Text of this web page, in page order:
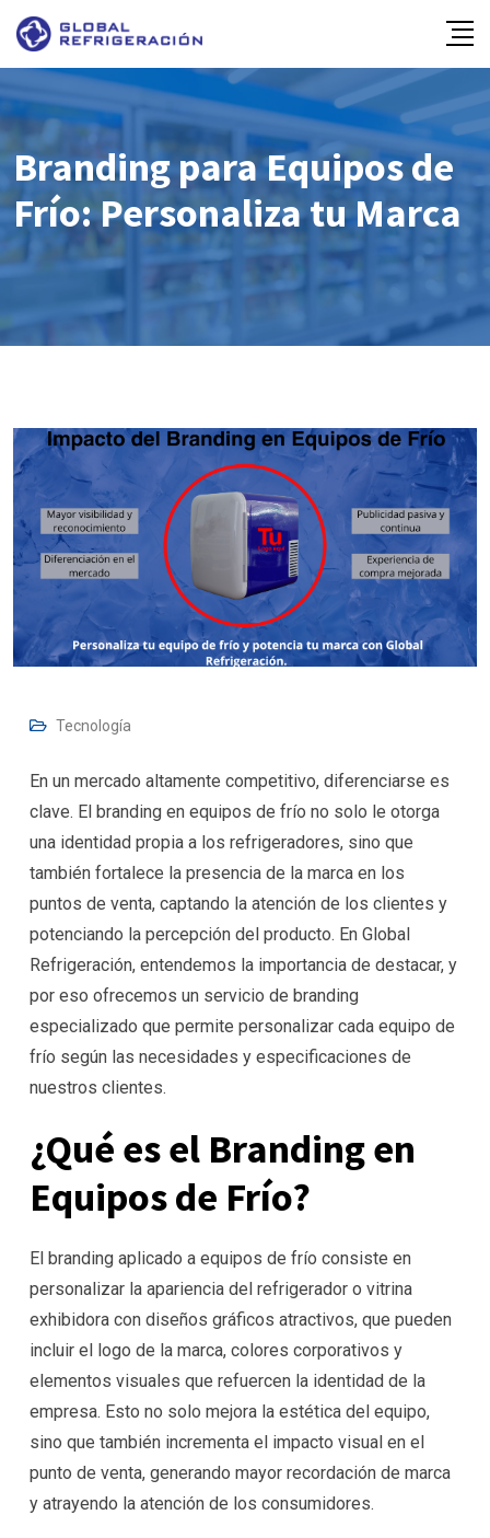
Skip
content
Branding para Equipos de
Frío: Personaliza tu Marca
Tecnología
En un mercado altamente competitivo, diferenciarse es
clave. El branding en equipos de frío no solo le otorga
una identidad propia a los refrigeradores, sino que
también fortalece la presencia de la marca en los
puntos de venta, captando la atención de los clientes y
potenciando la percepción del producto. En Global
Refrigeración, entendemos la importancia de destacar, y
por eso ofrecemos un servicio de branding
especializado que permite personalizar cada equipo de
frío según las necesidades y especificaciones de
nuestros clientes.
¿Qué es el Branding en
Equipos de Frío?
El branding aplicado a equipos de frío consiste en
personalizar la apariencia del refrigerador o vitrina
exhibidora con diseños gráficos atractivos, que pueden
incluir el logo de la marca, colores corporativos y
elementos visuales que refuercen la identidad de la
empresa. Esto no solo mejora la estética del equipo,
sino que también incrementa el impacto visual en el
punto de venta, generando mayor recordación de marca
y atrayendo la atención de los consumidores.